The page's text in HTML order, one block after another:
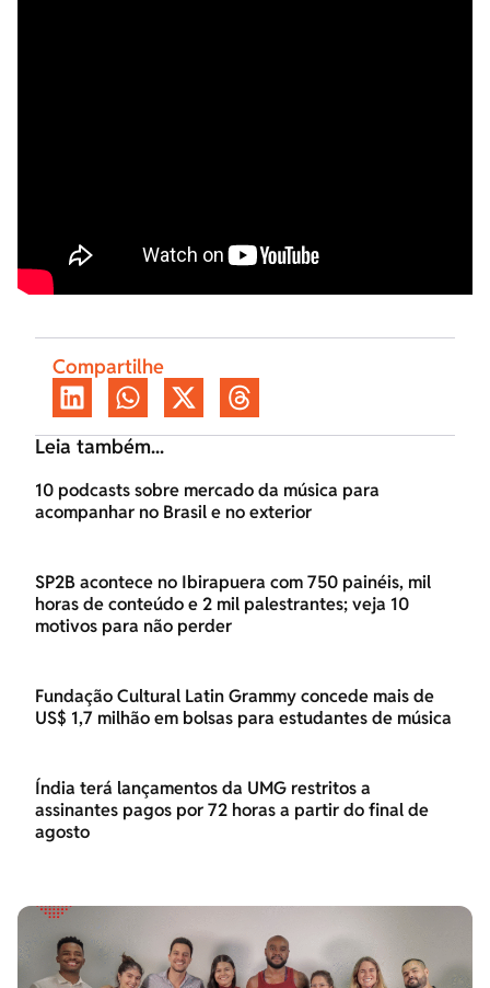
Compartilhe
Leia também...
10 podcasts sobre mercado da música para
acompanhar no Brasil e no exterior
SP2B acontece no Ibirapuera com 750 painéis, mil
horas de conteúdo e 2 mil palestrantes; veja 10
motivos para não perder
Fundação Cultural Latin Grammy concede mais de
US$ 1,7 milhão em bolsas para estudantes de música
Índia terá lançamentos da UMG restritos a
assinantes pagos por 72 horas a partir do final de
agosto